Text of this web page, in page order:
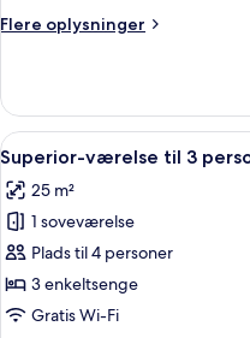
Flere oplysninger
Flere
med
enkeltsenge
Indlæs
alle
billeder
af
Superior-
værelse
til
3
Superior-værelse til 3
25 m²
1 soveværelse
Plads til 4 personer
3 enkeltsenge
Gratis Wi-Fi